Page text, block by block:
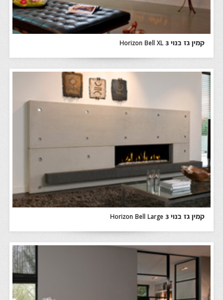
קמין גז בנוי Horizon Bell XL 3
קמין גז בנוי Horizon Bell Large 3